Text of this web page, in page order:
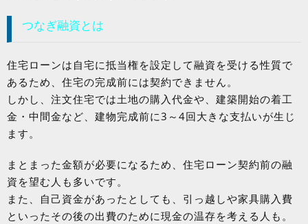
つなぎ融資とは
住宅ローンは自宅に抵当権を設定して融資を受ける性質で
あるため、住宅の完成前には契約できません。
しかし、注文住宅では土地の購入代金や、建築開始の着工
金・中間金など、建物完成前に3～4回大きな支払いが生じ
ます。
まとまった金額が必要になるため、住宅ローン契約前の融
資を望む人も多いです。
また、自己資金があったとしても、引っ越しや家具購入費
といったその後の出費のために現金の温存を考える人も。